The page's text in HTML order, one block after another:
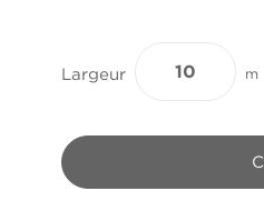
Largeur m